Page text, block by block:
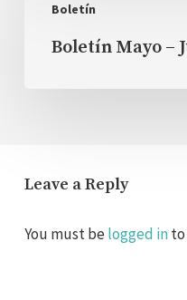
Boletín
Mayo
Boletín Mayo –
Leave a Reply
You must belogged into